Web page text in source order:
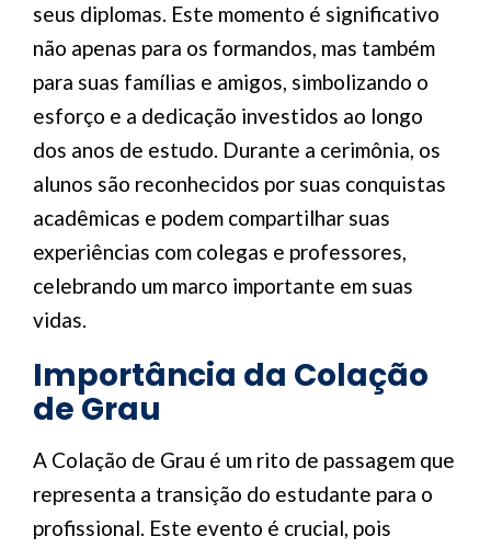
seus diplomas. Este momento é significativo
não apenas para os formandos, mas também
para suas famílias e amigos, simbolizando o
esforço e a dedicação investidos ao longo
dos anos de estudo. Durante a cerimônia, os
alunos são reconhecidos por suas conquistas
acadêmicas e podem compartilhar suas
experiências com colegas e professores,
celebrando um marco importante em suas
vidas.
Importância da Colação
de Grau
A Colação de Grau é um rito de passagem que
representa a transição do estudante para o
profissional. Este evento é crucial, pois